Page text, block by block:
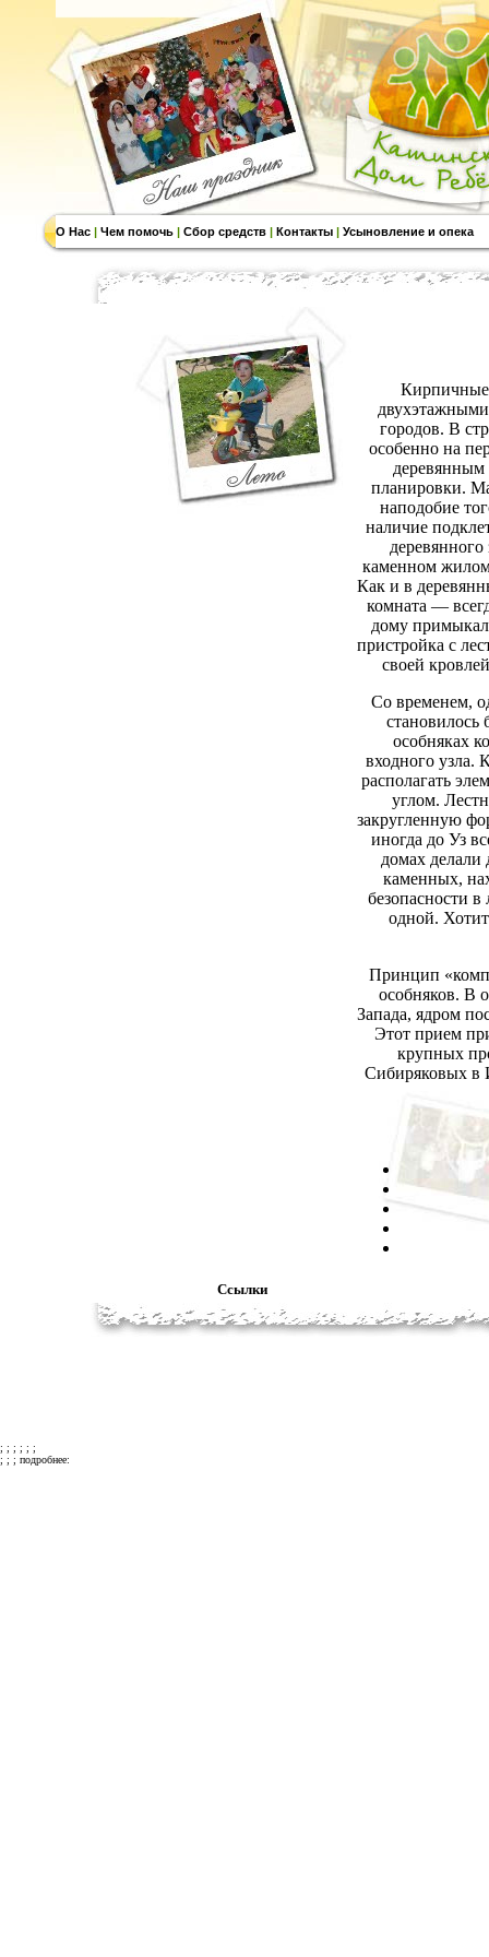
О Нас | Чем помочь | Сбор средств | Контакты | Усыновление и опека
Кирпичные
городов. В
особенно на
планировки.
наподобие
наличие
каменном
Как и в
комната —
дому
пристройка с
своей
Со временем,
особняках
входного узла.
располагать
углом.
закругленную
иногда до Уз
домах делали
каменных,
безопасности
одной.
Принцип
особняков. В
Запада, ядром
Этот прием
крупных
Сибиряковых в
Ссылки
; ; ; ; ; ;
; ; ; подробнее: